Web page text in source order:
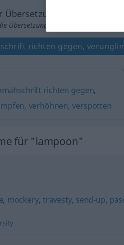
Übersetzung anklicken/antippen)
richten gegen,
richten gegen,
, verhöhnen,verspotten
für "lampoon"
, mockery, travesty, send-up,